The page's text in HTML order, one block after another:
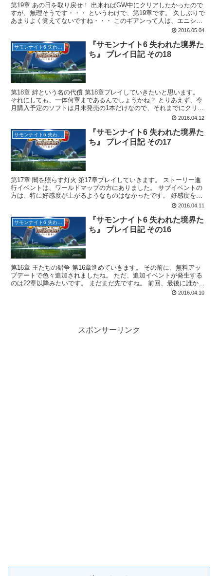
第19章 あの日を取り戻せ！ 出来ればGW中にクリアしたかったので
すが、無理そうです・・・ というわけで、第19章です。 久しぶりで
あまりよく覚えてないですね・・・ このギアンって人は、エニシア
2016.05.04
サモンナイト6 失われた境界たち
『サモンナイト6 失われた境界た
ち』 プレイ日記 その18
第18章 絆という名の代償 第18章プレイしていきたいと思います。
それにしても、一体何章まであるんでしょうかね？ とりあえず、今
月購入予定のソフトは月末発売の1本だけなので、それまでにクリア
2016.04.12
『サモンナイト6 失われた境界た
ち』 プレイ日記 その17
第17章 闇を照らす灯火 第17章プレイしていきます。 ストーリー進
行イベントは、ワールドマップの方にありました。 サブイベントの
方は、特に好感度が上がるようなものはなかったです。 好感度を確
2016.04.11
『サモンナイト6 失われた境界た
ち』 プレイ日記 その16
第16章 王たちの錯争 第16章進めていきます。 その前に、無料アッ
プデートで色々追加されましたね。 ただ、追加イベントが発生する
のは22章以降みたいです。 まだまだ先ですね。 前回、最後に誰かの
2016.04.10
スポンサーリンク